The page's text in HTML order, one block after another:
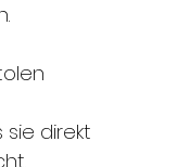
direkt